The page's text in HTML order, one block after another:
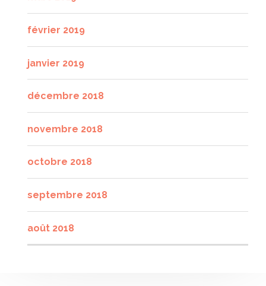
février 2019
janvier 2019
décembre 2018
novembre 2018
octobre 2018
septembre 2018
août 2018